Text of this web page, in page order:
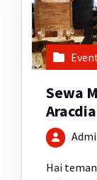
Sewa
Hai